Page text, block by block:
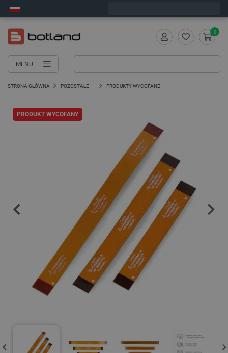
MENU
0
STRONA GŁÓWNA POZOSTAŁE PRODUKTY WYCOFANE
PRODUKT WYCOFANY